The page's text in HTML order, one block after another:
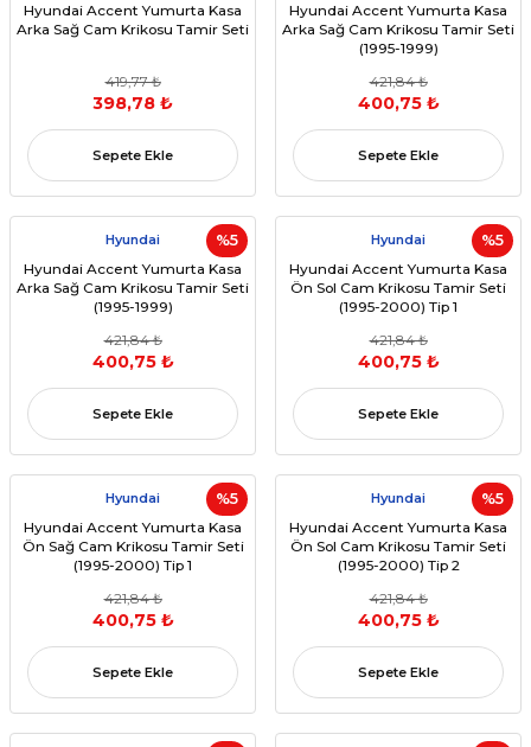
Hyundai Accent Yumurta Kasa
Arka Sağ Cam Krikosu Tamir Seti
419,77 ₺
398,78 ₺
Sepete Ekle
Hyundai Accent Yumurta Kasa
Arka Sağ Cam Krikosu Tamir Seti
(1995-1999)
421,84 ₺
400,75 ₺
Sepete Ekle
%5
Hyundai
Hyundai Accent Yumurta Kasa
Arka Sağ Cam Krikosu Tamir Seti
(1995-1999)
421,84 ₺
400,75 ₺
Sepete Ekle
%5
Hyundai
Hyundai Accent Yumurta Kasa
Ön Sol Cam Krikosu Tamir Seti
(1995-2000) Tip 1
421,84 ₺
400,75 ₺
Sepete Ekle
%5
Hyundai
Hyundai Accent Yumurta Kasa
Ön Sağ Cam Krikosu Tamir Seti
(1995-2000) Tip 1
421,84 ₺
400,75 ₺
Sepete Ekle
%5
Hyundai
Hyundai Accent Yumurta Kasa
Ön Sol Cam Krikosu Tamir Seti
(1995-2000) Tip 2
421,84 ₺
400,75 ₺
Sepete Ekle